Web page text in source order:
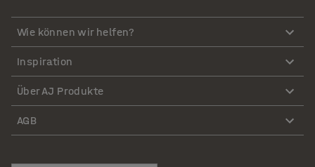
Wie können wir helfen?
Inspiration
Über AJ Produkte
AGB